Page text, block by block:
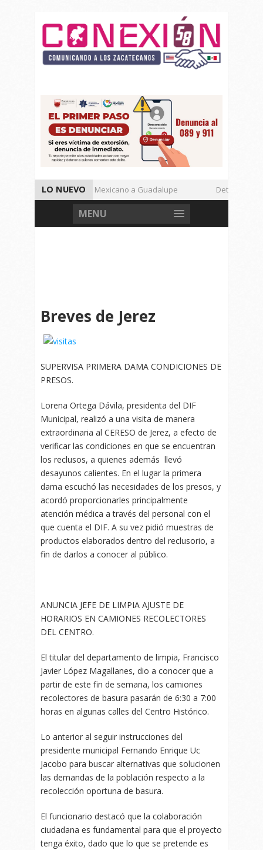
LO NUEVO
Enamora el Regional Mexicano a Guadalupe
Detienen a
Autoridades de Seguridad Dan Avances de Operación Rastrillo.
MENU
Breves de Jerez
SUPERVISA PRIMERA DAMA CONDICIONES DE
PRESOS.
Lorena Ortega Dávila, presidenta del DIF
Municipal, realizó a una visita de manera
extraordinaria al CERESO de Jerez, a efecto de
verificar las condiciones en que se encuentran
los reclusos, a quienes además llevó
desayunos calientes. En el lugar la primera
dama escuchó las necesidades de los presos, y
acordó proporcionarles principalmente
atención médica a través del personal con el
que cuenta el DIF. A su vez pidió muestras de
productos elaborados dentro del reclusorio, a
fin de darlos a conocer al público.
ANUNCIA JEFE DE LIMPIA AJUSTE DE
HORARIOS EN CAMIONES RECOLECTORES
DEL CENTRO.
El titular del departamento de limpia, Francisco
Javier López Magallanes, dio a conocer que a
partir de este fin de semana, los camiones
recolectores de basura pasarán de 6:30 a 7:00
horas en algunas calles del Centro Histórico.
Lo anterior al seguir instrucciones del
presidente municipal Fernando Enrique Uc
Jacobo para buscar alternativas que solucionen
las demandas de la población respecto a la
recolección oportuna de basura.
El funcionario destacó que la colaboración
ciudadana es fundamental para que el proyecto
tenga éxito, dado que lo que se pretende es